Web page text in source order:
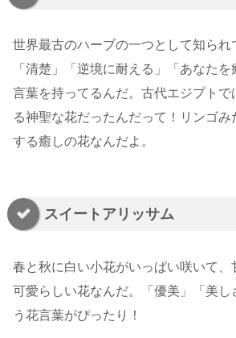
世界最古のハーブの一つとして知られ
「清楚」「逆境に耐える」「あなた
言葉を持ってるんだ。古代エジプトで
る神聖な花だったんだって！リンゴ
する癒しの花なんだよ。
スイートアリッサム
春と秋に白い小花がいっぱい咲いて、
可愛らしい花なんだ。「優美」「美し
う花言葉がぴったり！